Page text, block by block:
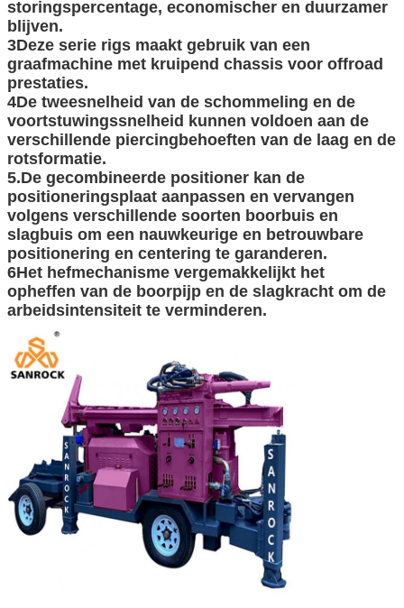
storingspercentage, economischer en duurzamer
blijven.
3Deze serie rigs maakt gebruik van een
graafmachine met kruipend chassis voor offroad
prestaties.
4De tweesnelheid van de schommeling en de
voortstuwingssnelheid kunnen voldoen aan de
verschillende piercingbehoeften van de laag en de
rotsformatie.
5.De gecombineerde positioner kan de
positioneringsplaat aanpassen en vervangen
volgens verschillende soorten boorbuis en
slagbuis om een nauwkeurige en betrouwbare
positionering en centering te garanderen.
6Het hefmechanisme vergemakkelijkt het
opheffen van de boorpijp en de slagkracht om de
arbeidsintensiteit te verminderen.